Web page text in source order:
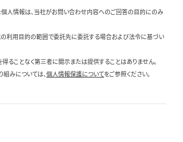
人情報は、当社がお問い合わせ内容へのご回答の目的にのみ
の利用目的の範囲で委託先に委託する場合および法令に基づい
ることなく第三者に開示または提供することはありません。
みについては、個人情報保護についてをご参照ください。